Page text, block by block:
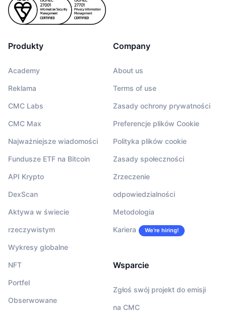
Produkty
Academy
Reklama
CMC Labs
CMC Max
Najważniejsze wiadomości
Fundusze ETF na Bitcoin
API Krypto
DexScan
Aktywa w świecie
rzeczywistym
Wykresy globalne
NFT
Portfel
Obserwowane
Company
About us
Terms of use
Zasady ochrony prywatności
Preferencje plików Cookie
Polityka plików cookie
Zasady społeczności
Zrzeczenie
odpowiedzialności
Metodologia
Kariera We’re hiring!
Wsparcie
Zgłoś swój projekt do emisji
na CMC